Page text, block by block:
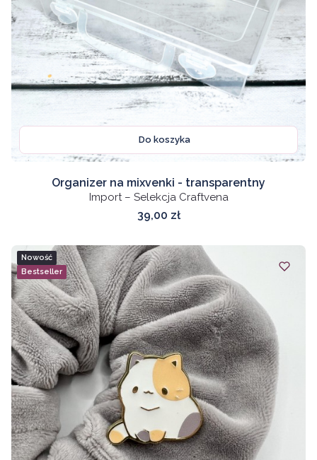
Do koszyka
Organizer na mixvenki - transparentny
Import – Selekcja Craftvena
Cena
39,00 zł
Bestseller
Nowość